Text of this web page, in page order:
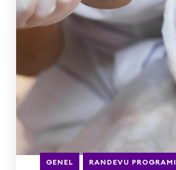
GENEL RANDEVU PROGRAMI